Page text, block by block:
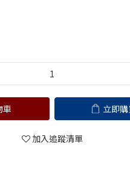
車 立即購
加入追蹤清單